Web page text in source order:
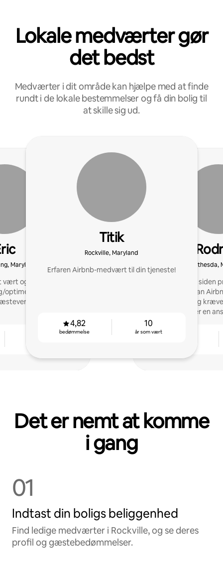
Lokale medværter gør
det bedst
Medværter i dit område kan hjælpe med at finde
rundt i de lokale bestemmelser og få din bolig til
at skille sig ud.
Maryland
vært og medvært med
af opslag,
boliger
Titik
Rockville, Maryland
Erfaren Airbnb-medvært til din tjeneste!
4,82
bedømmelse
10
år som vært
Bethesda,
Som Superhost
ved jeg, hvordan
gæster nyder og
på, at jeg er en
Det er nemt at komme
i gang
01
Indtast din boligs beliggenhed
Find ledige medværter i Rockville, og se deres
profil og gæstebedømmelser.